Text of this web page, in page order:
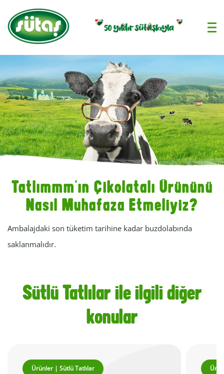
Tatlımmm’ın Çikolatalı Ürününü
Nasıl Muhafaza Etmeliyiz?
Ambalajdaki son tüketim tarihine kadar buzdolabında
saklanmalıdır.
Sütlü Tatlılar ile ilgili diğer
konular
Ürünler | Sütlü Tatlılar